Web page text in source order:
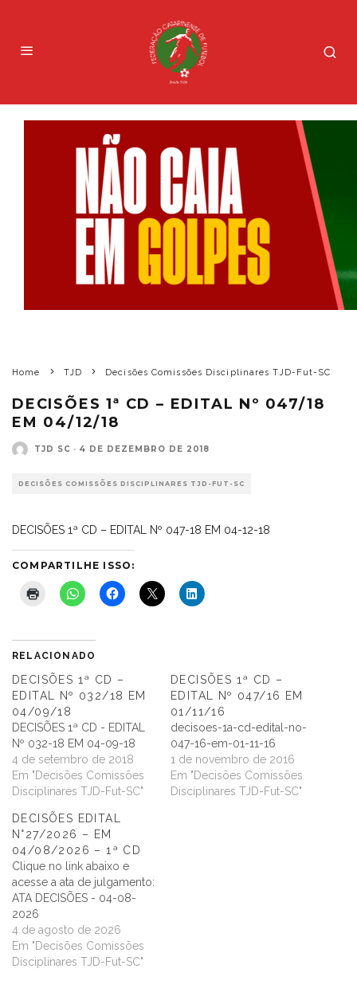
Home TJD Decisões Comissões Disciplinares TJD-Fut-SC
DECISÕES 1ª CD – EDITAL Nº 047/18
EM 04/12/18
TJD SC · 4 DE DEZEMBRO DE 2018
DECISÕES COMISSÕES DISCIPLINARES TJD-FUT-SC
DECISÕES 1ª CD – EDITAL Nº 047-18 EM 04-12-18
COMPARTILHE ISSO:
RELACIONADO
DECISÕES 1ª CD –
EDITAL Nº 032/18 EM
04/09/18
DECISÕES 1ª CD - EDITAL
Nº 032-18 EM 04-09-18
4 de setembro de 2018
Em "Decisões Comissões
Disciplinares TJD-Fut-SC"
DECISÕES 1ª CD –
EDITAL Nº 047/16 EM
01/11/16
decisoes-1a-cd-edital-no-
047-16-em-01-11-16
1 de novembro de 2016
Em "Decisões Comissões
Disciplinares TJD-Fut-SC"
DECISÕES EDITAL
N°27/2026 – EM
04/08/2026 – 1ª CD
Clique no link abaixo e
acesse a ata de julgamento:
ATA DECISÕES - 04-08-
2026
4 de agosto de 2026
Em "Decisões Comissões
Disciplinares TJD-Fut-SC"